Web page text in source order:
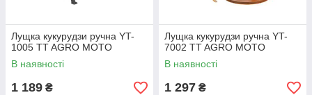
Лущка кукурудзи ручна YT-
1005 TT AGRO MOTO
В наявності
1 189 ₴
Лущка кукурудзи ручна YT-
7002 TT AGRO MOTO
В наявності
1 297 ₴